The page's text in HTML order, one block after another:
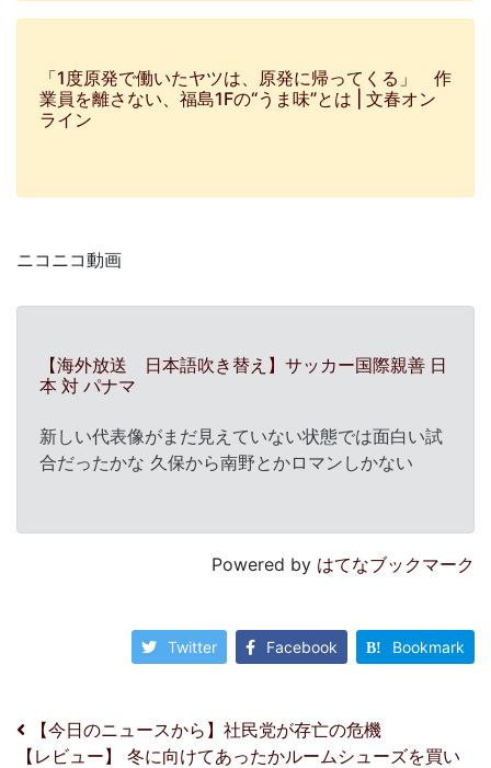
「1度原発で働いたヤツは、原発に帰ってくる」 作
業員を離さない、福島1Fの“うま味”とは | 文春オン
ライン
ニコニコ動画
【海外放送 日本語吹き替え】サッカー国際親善 日
本 対 パナマ
新しい代表像がまだ見えていない状態では面白い試
合だったかな 久保から南野とかロマンしかない
Powered by はてなブックマーク
Twitter Facebook Bookmark
投稿ナビゲーション
【今日のニュースから】社民党が存亡の危機
【レビュー】 冬に向けてあったかルームシューズを買い